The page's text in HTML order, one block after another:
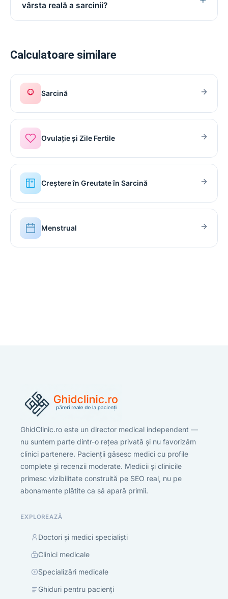
vârsta reală a sarcinii?
Calculatoare similare
Sarcină
Ovulație și Zile Fertile
Creștere în Greutate în Sarcină
Menstrual
GhidClinic.ro este un director medical independent —
nu suntem parte dintr-o rețea privată și nu favorizăm
clinici partenere. Pacienții găsesc medici cu profile
complete și recenzii moderate. Medicii și clinicile
primesc vizibilitate construită pe SEO real, nu pe
abonamente plătite ca să apară primii.
EXPLOREAZĂ
Doctori și medici specialiști
Clinici medicale
Specializări medicale
Ghiduri pentru pacienți